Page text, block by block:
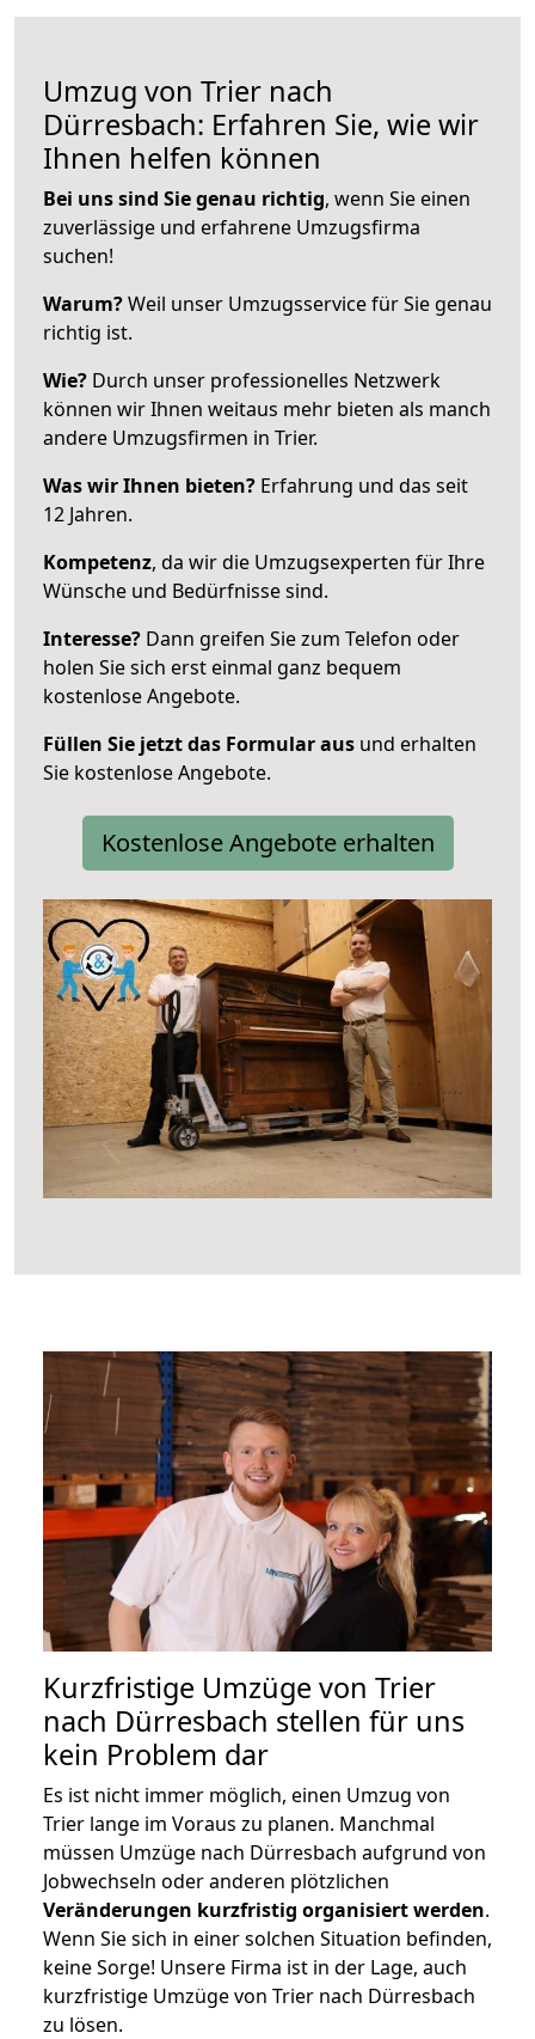
Umzug von Trier nach
Dürresbach: Erfahren Sie, wie wir
Ihnen helfen können
Bei uns sind Sie genau richtig, wenn Sie einen
zuverlässige und erfahrene Umzugsfirma
suchen!
Warum?Weil unser Umzugsservice für Sie genau
richtig ist.
Wie? Durch unser professionelles Netzwerk
können wir Ihnen weitaus mehr bieten als manch
andere Umzugsfirmen in Trier.
Was wir Ihnen bieten? Erfahrung und das seit
12 Jahren.
Kompetenz, da wir die Umzugsexperten für Ihre
Wünsche und Bedürfnisse sind.
Interesse? Dann greifen Sie zum Telefon oder
holen Sie sich erst einmal ganz bequem
kostenlose Angebote.
Füllen Sie jetzt das Formular aus und erhalten
Sie kostenlose Angebote.
Kostenlose Angebote erhalten
Kurzfristige Umzüge von Trier
nach Dürresbach stellen für uns
kein Problem dar
Es ist nicht immer möglich, einen Umzug von
Trier lange im Voraus zu planen. Manchmal
müssen Umzüge nach Dürresbach aufgrund von
Jobwechseln oder anderen plötzlichen
Veränderungen kurzfristig organisiert werden.
Wenn Sie sich in einer solchen Situation befinden,
keine Sorge! Unsere Firma ist in der Lage, auch
kurzfristige Umzüge von Trier nach Dürresbach
zu lösen.